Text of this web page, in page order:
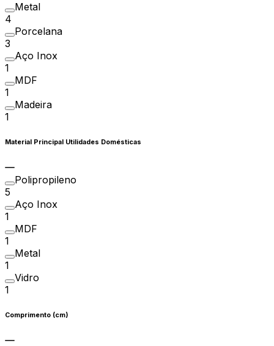
Metal
4
Porcelana
3
Aço Inox
1
MDF
1
Madeira
1
Material Principal Utilidades Domésticas
Polipropileno
5
Aço Inox
1
MDF
1
Metal
1
Vidro
1
Comprimento (cm)